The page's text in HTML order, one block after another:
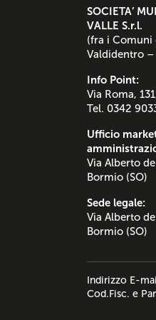
SOCIETA’
VALLE S.r.l.
(fra i Comuni
Valdidentro
Info Point:
Via Roma,
Tel. 0342
Ufficio
Via Alberto
Bormio (SO)
Sede legale:
Via Alberto
Bormio (SO)
Indirizzo E-
Cod.Fisc. e